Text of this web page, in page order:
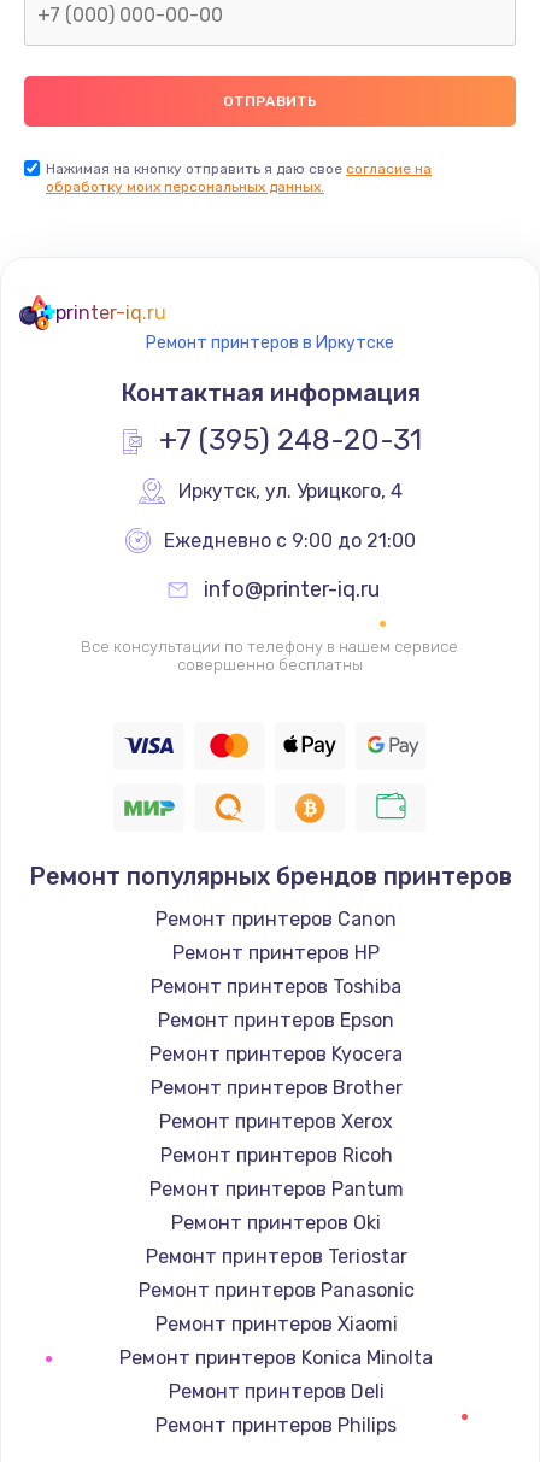
Заказать
Замена термостата
1200 руб.
Заказать
Замена реле
Замена термопредохранителя
700 руб.
Замена ТЭНа
2500 руб.
Замена шнура
1400 руб.
Заказать
Замена / ремонт электронного модуля
управления
600 руб.
Заказать
Замена конфорки
1100 руб.
Заказать
Замена платы сенсора
900 руб.
Заказать
Нажимая на кнопку отправить я даю свое согласие на
обработку моих персональных данных.
printer-iq.ru
Ремонт принтеров в Иркутске
Контактная информация
+7 (395) 248-20-31
Иркутск, ул. Урицкого, 4
Ежедневно с 9:00 до 21:00
info@printer-iq.ru
Все консультации по телефону в нашем сервисе
совершенно бесплатны
Ремонт популярных брендов принтеров
Ремонт принтеров Canon
Ремонт принтеров HP
Ремонт принтеров Toshiba
Ремонт принтеров Epson
Ремонт принтеров Kyocera
Ремонт принтеров Brother
Ремонт принтеров Xerox
Ремонт принтеров Ricoh
Ремонт принтеров Pantum
Ремонт принтеров Oki
Ремонт принтеров Teriostar
Ремонт принтеров Panasonic
Ремонт принтеров Xiaomi
Ремонт принтеров Konica Minolta
Ремонт принтеров Deli
Ремонт принтеров Philips